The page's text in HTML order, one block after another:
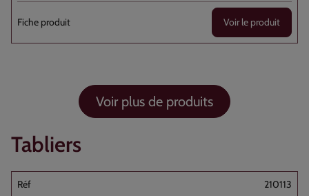
Voir le produit
Voir plus de produits
Tabliers
210113